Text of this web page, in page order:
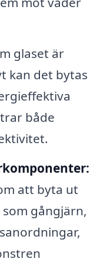
glaset är
kan det bytas
både
att byta ut
gångjärn,